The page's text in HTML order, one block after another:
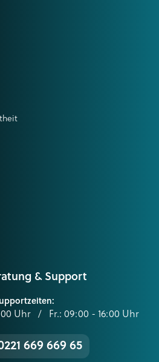
& Support
Uhr / Fr.: 09:00 - 16:00 Uhr
669 669 65